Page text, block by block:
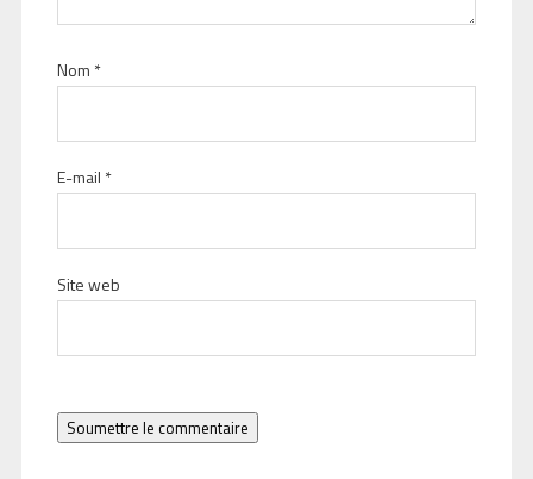
Nom *
E-mail *
Site web
Soumettre le commentaire